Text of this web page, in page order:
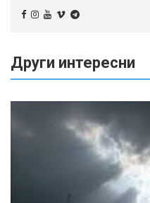
Други интересни